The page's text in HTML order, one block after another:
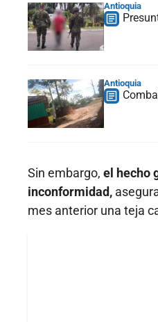
Antioquia
Antioquia
Sin embargo, el hecho
inconformidad,
mes anterior una teja